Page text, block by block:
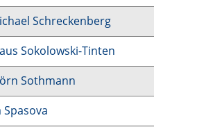
Schreckenberg
Sokolowski-Tinten
Sothmann